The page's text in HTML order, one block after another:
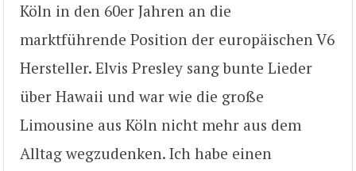
Köln in den 60er Jahren an die
marktführende Position der europäischen V6
Hersteller. Elvis Presley sang bunte Lieder
über Hawaii und war wie die große
Limousine aus Köln nicht mehr aus dem
Alltag wegzudenken. Ich habe einen